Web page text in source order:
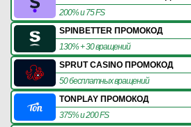
200% и 75 FS
SPINBETTER ПРОМОКОД
130% + 30 вращений
SPRUT CASINO ПРОМОКОД
50 бесплатных вращений
TONPLAY ПРОМОКОД
375% и 200 FS